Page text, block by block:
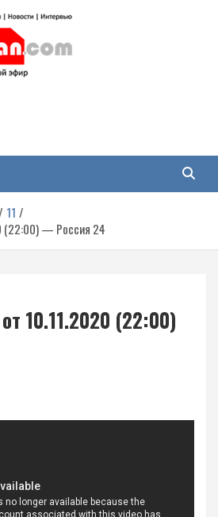
война
включая события в Новороссии, ДНР,
11
(22:00) — Россия 24
10.11.2020 (22:00)